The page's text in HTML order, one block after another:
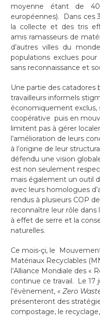
moyenne étant de
européennes). Dans ces
la collecte et des tris
amis ramasseurs de
d’autres villes du
populations exclues pour
sans reconnaissance et
Une partie des catadores
travailleurs informels
économiquement exclus,
coopérative puis en
limitent pas à gérer
l’amélioration de leurs
à l’origine de leur
défendu une vision
est non seulement
mais également un outil
avec leurs homologues
rendus à plusieurs COP
reconnaître leur rôle dans
à effet de serre et la
naturelles.
Ce mois-çi, le
Matériaux Recyclables
l’Alliance Mondiale des «
continue ce travail. Le 17
l’évènement, «Zero
présenteront des
compostage, le